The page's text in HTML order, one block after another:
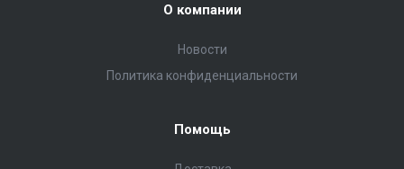
О компании
Новости
Политика конфиденциальности
Помощь